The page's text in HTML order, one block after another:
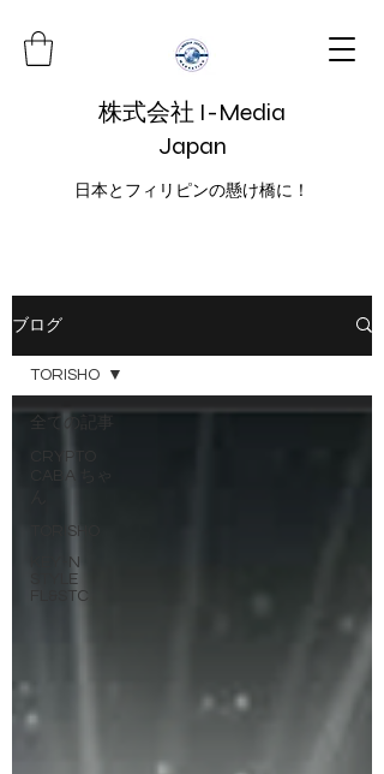
株式会社 I-Media
Japan
日本とフィリピンの懸け橋に！
ブログ
全ての記事
CRYPTO
CABA ちゃ
TORISHO
KEY-N
STYLE
FL&STC
TORISHO